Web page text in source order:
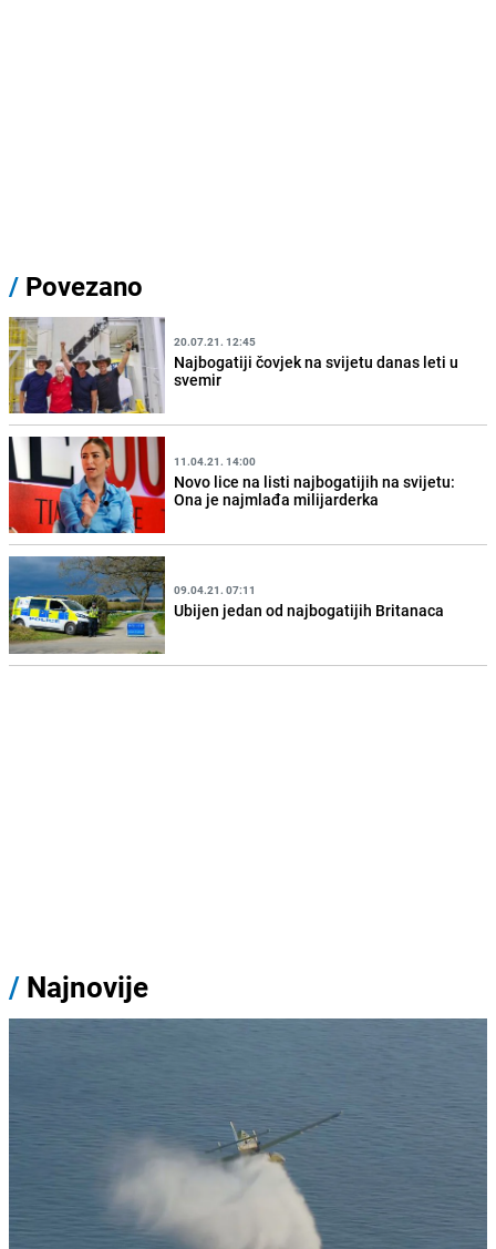
/ Povezano
20.07.21. 12:45
Najbogatiji čovjek na svijetu danas leti u
svemir
11.04.21. 14:00
Novo lice na listi najbogatijih na svijetu:
Ona je najmlađa milijarderka
09.04.21. 07:11
Ubijen jedan od najbogatijih Britanaca
/ Najnovije